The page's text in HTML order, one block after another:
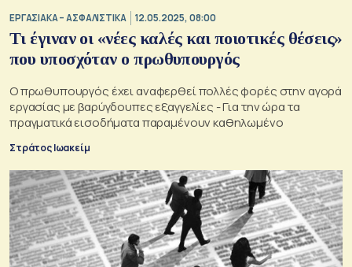
ΕΡΓΑΣΙΑΚΑ – ΑΣΦΑΛΙΣΤΙΚΑ 12.05.2025, 08:00
Τι έγιναν οι «νέες καλές και ποιοτικές θέσεις»
που υποσχόταν ο πρωθυπουργός
Ο πρωθυπουργός έχει αναφερθεί πολλές φορές στην αγορά
εργασίας με βαρύγδουπες εξαγγελίες - Για την ώρα τα
πραγματικά εισοδήματα παραμένουν καθηλωμένο
Στράτος Ιωακείμ